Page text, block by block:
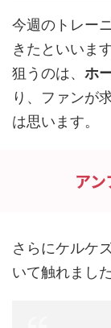
今週のトレー
きたといいます
狙うのは、 ホ
り、ファンが
は思います。
ア
さらにケルケ
いて触れました